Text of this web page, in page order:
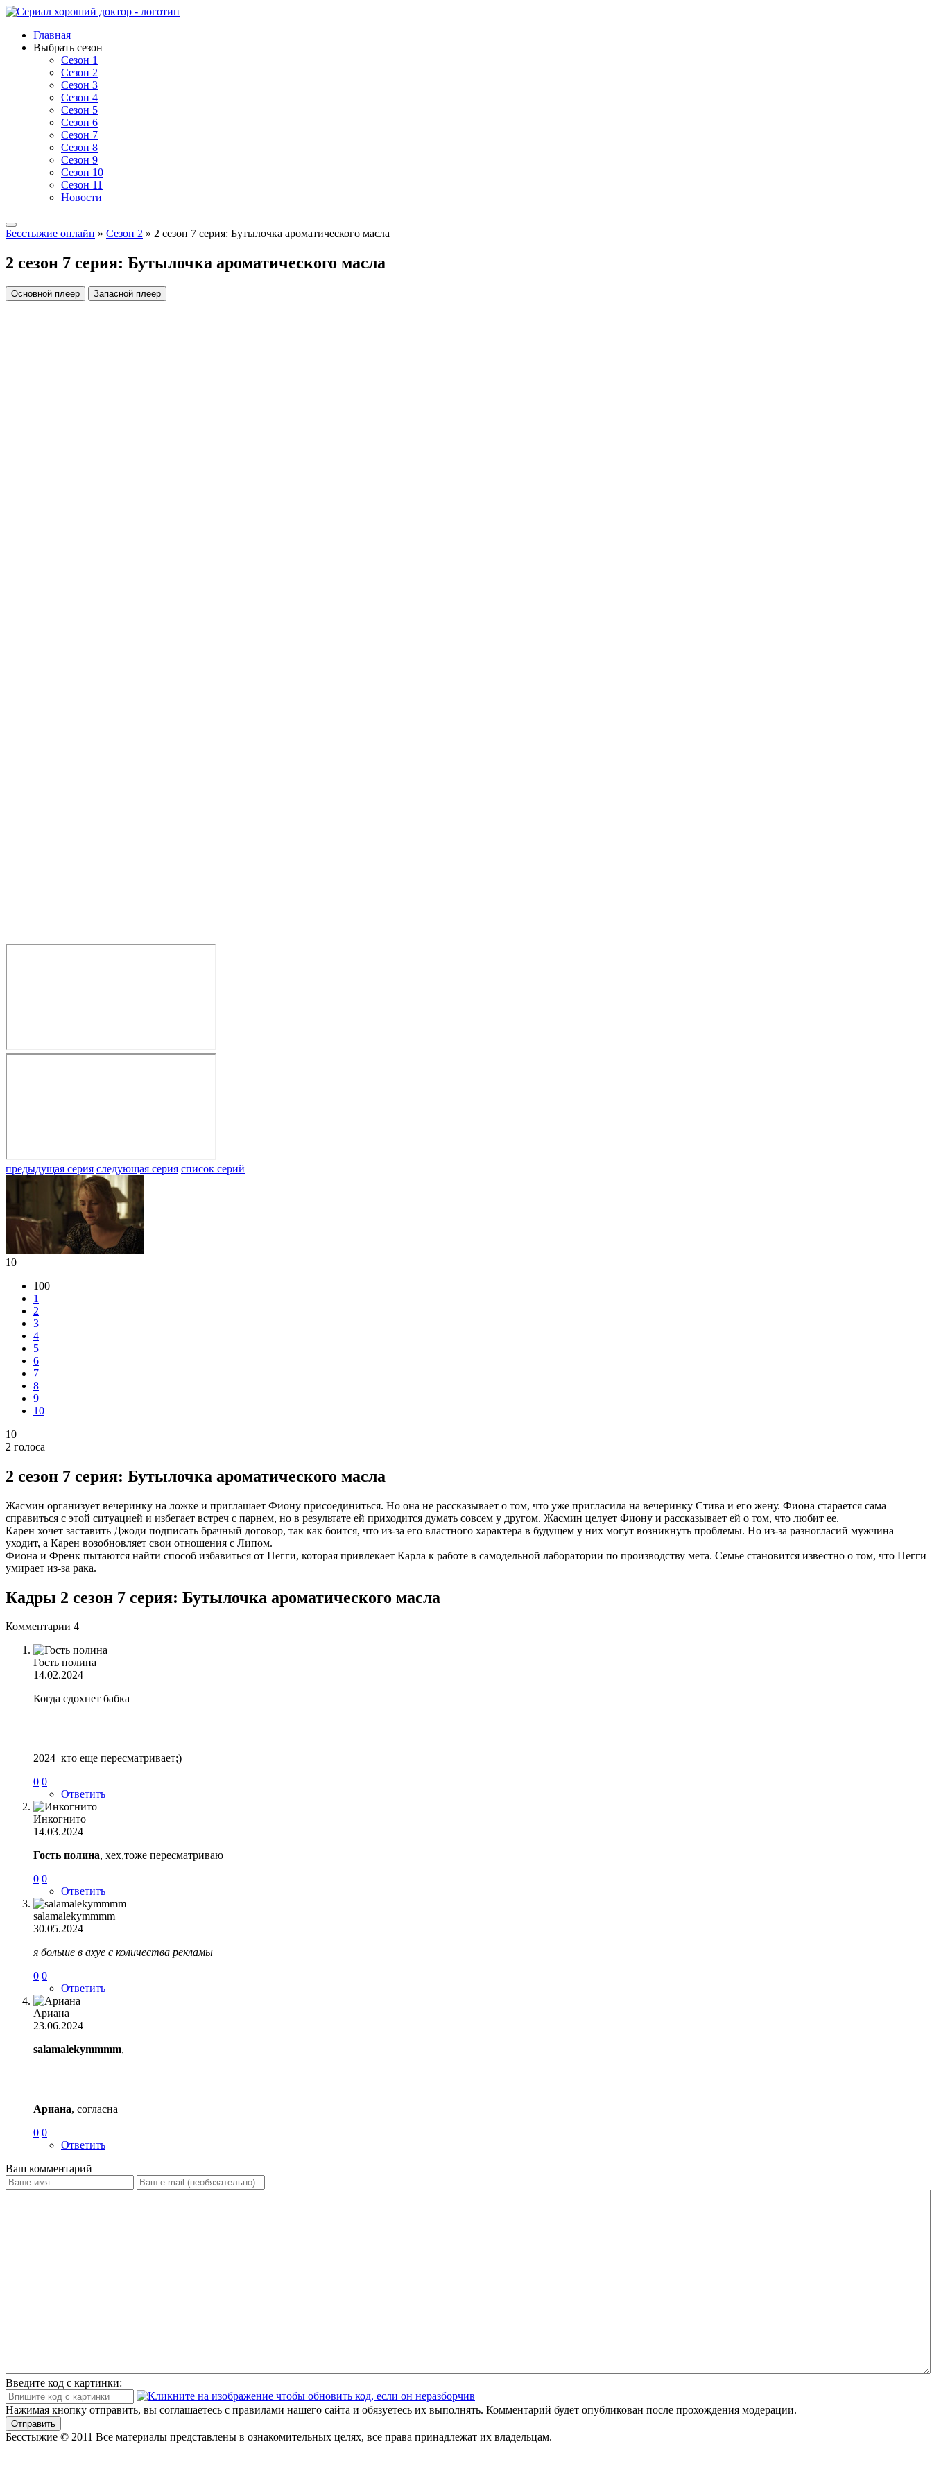
Главная
Выбрать сезон
Сезон 1
Сезон 2
Сезон 3
Сезон 4
Сезон 5
Сезон 6
Сезон 7
Сезон 8
Сезон 9
Сезон 10
Сезон 11
Новости
Бесстыжие онлайн » Сезон 2 » 2 сезон 7 серия: Бутылочка ароматического масла
2 сезон 7 серия: Бутылочка ароматического масла
Основной плеер Запасной плеер
предыдущая серия следующая серия список серий
10
100
1
2
3
4
5
6
7
8
9
10
10
2 голоса
2 сезон 7 серия: Бутылочка ароматического масла
Жасмин организует вечеринку на ложке и приглашает Фиону присоединиться. Но она не рассказывает о том, что уже пригласила на вечеринку Стива и его жену. Фиона старается сама
справиться с этой ситуацией и избегает встреч с парнем, но в результате ей приходится думать совсем у другом. Жасмин целует Фиону и рассказывает ей о том, что любит ее.
Карен хочет заставить Джоди подписать брачный договор, так как боится, что из-за его властного характера в будущем у них могут возникнуть проблемы. Но из-за разногласий мужчина
уходит, а Карен возобновляет свои отношения с Липом.
Фиона и Френк пытаются найти способ избавиться от Пегги, которая привлекает Карла к работе в самодельной лаборатории по производству мета. Семье становится известно о том, что Пегги
умирает из-за рака.
Кадры 2 сезон 7 серия: Бутылочка ароматического масла
Комментарии 4
Гость полина
14.02.2024
Когда сдохнет бабка
2024 кто еще пересматривает;)
0 0
Ответить
Инкогнито
14.03.2024
Гость полина, хех,тоже пересматриваю
0 0
Ответить
salamalekymmmm
30.05.2024
я больше в ахуе с количества рекламы
0 0
Ответить
Ариана
23.06.2024
salamalekymmmm,
Ариана, согласна
0 0
Ответить
Ваш комментарий
Введите код с картинки:
Нажимая кнопку отправить, вы соглашаетесь с правилами нашего сайта и обязуетесь их выполнять. Комментарий будет опубликован после прохождения модерации.
Отправить
Бесстыжие © 2011 Все материалы представлены в ознакомительных целях, все права принадлежат их владельцам.